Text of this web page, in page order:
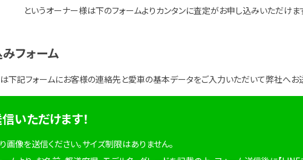
というオーナー様は下のフォームよりカンタンに査定がお申し込みいただけま
フォーム
下記フォームにお客様の連絡先と愛車の基本データをご入力いただいて弊社へお
いただけます！
像を送信ください。サイズ制限はありません。